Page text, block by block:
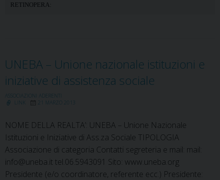
RETINOPERA:
UNEBA – Unione nazionale istituzioni e
iniziative di assistenza sociale
ASSOCIAZIONI ADERENTI
LINK
21 MARZO 2013
NOME DELLA REALTA’: UNEBA – Unione Nazionale
Istituzioni e Iniziative di Ass.za Sociale TIPOLOGIA
Associazione di categoria Contatti segreteria e mail: mail:
info@uneba.it tel.06.5943091 Sito: www.uneba.org
Presidente (e/o coordinatore, referente ecc.) Presidente: